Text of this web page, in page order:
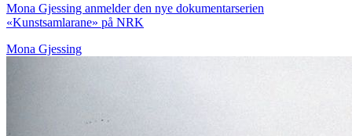
Mona Gjessing anmelder den nye dokumentarserien
«Kunstsamlarane» på NRK
Mona Gjessing